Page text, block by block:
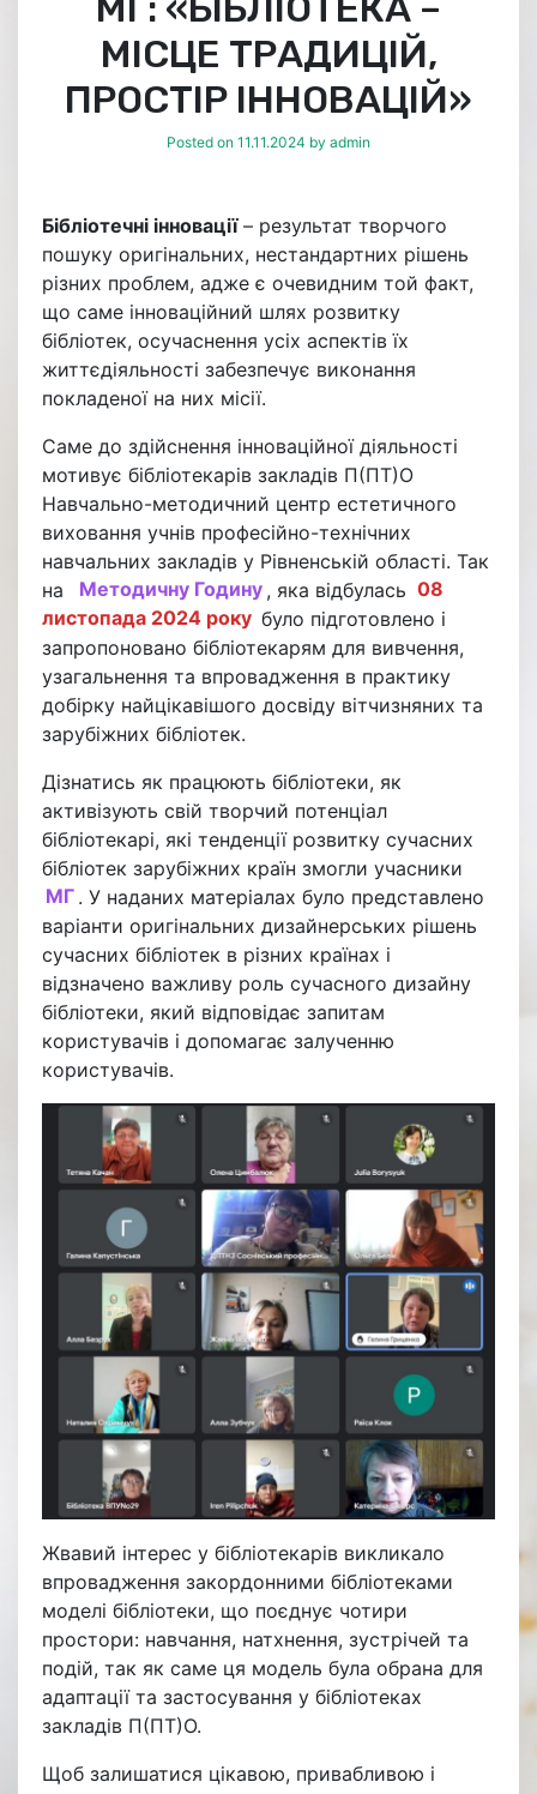
МІСЦЕ ТРАДИЦІЙ,
ПРОСТІР ІННОВАЦІЙ»
Posted on 11.11.2024 by admin
Бібліотечні інновації– результат творчого
пошуку оригінальних, нестандартних рішень
різних проблем, адже є очевидним той факт,
що саме інноваційний шлях розвитку
бібліотек, осучаснення усіх аспектів їх
життєдіяльності забезпечує виконання
покладеної на них місії.
Саме до здійснення інноваційної діяльності
мотивує бібліотекарів закладів П(ПТ)О
Навчально-методичний центр естетичного
виховання учнів професійно-технічних
навчальних закладів у Рівненській області. Так
на
Методичну Годину , яка відбулась 08
листопада 2024 року було підготовлено і
запропоновано бібліотекарям для вивчення,
узагальнення та впровадження в практику
добірку найцікавішого досвіду вітчизняних та
зарубіжних бібліотек.
Дізнатись як працюють бібліотеки, як
активізують свій творчий потенціал
бібліотекарі, які тенденції розвитку сучасних
бібліотек зарубіжних країн змогли учасники
МГ . У наданих матеріалах було представлено
варіанти оригінальних дизайнерських рішень
сучасних бібліотек в різних країнах і
відзначено важливу роль сучасного дизайну
бібліотеки, який відповідає запитам
користувачів і допомагає залученню
користувачів.
Жвавий інтерес у бібліотекарів викликало
впровадження закордонними бібліотеками
моделі бібліотеки, що поєднує чотири
простори: навчання, натхнення, зустрічей та
подій, так як саме ця модель була обрана для
адаптації та застосування у бібліотеках
закладів П(ПТ)О.
Щоб залишатися цікавою, привабливою і